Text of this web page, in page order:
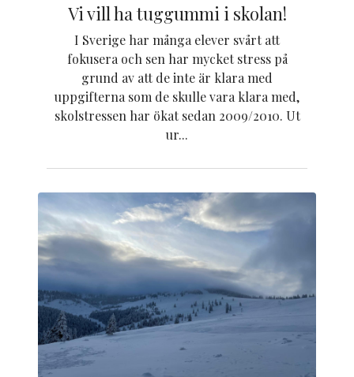
Vi vill ha tuggummi i skolan!
I Sverige har många elever svårt att
fokusera och sen har mycket stress på
grund av att de inte är klara med
uppgifterna som de skulle vara klara med,
skolstressen har ökat sedan 2009/2010. Ut
ur...